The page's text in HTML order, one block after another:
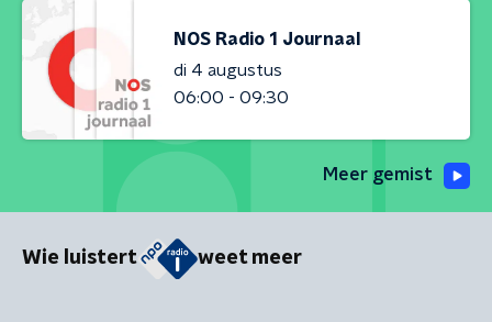
NOS Radio 1 Journaal
di 4 augustus
06:00 - 09:30
Meer gemist
Wie luistert weet meer